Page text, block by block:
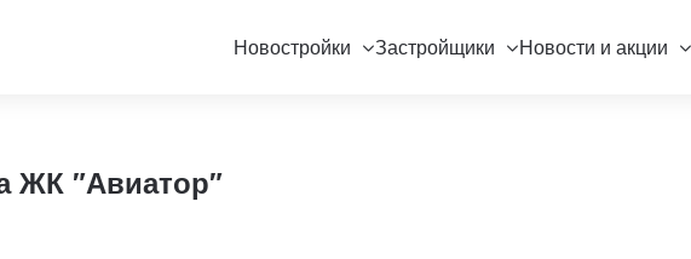
Новостройки Застройщики Новости и акции
ЖК "Авиатор"